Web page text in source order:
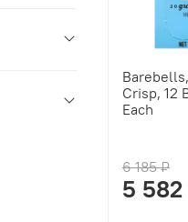
Crisp, 12
Each
6 185 ₽
5